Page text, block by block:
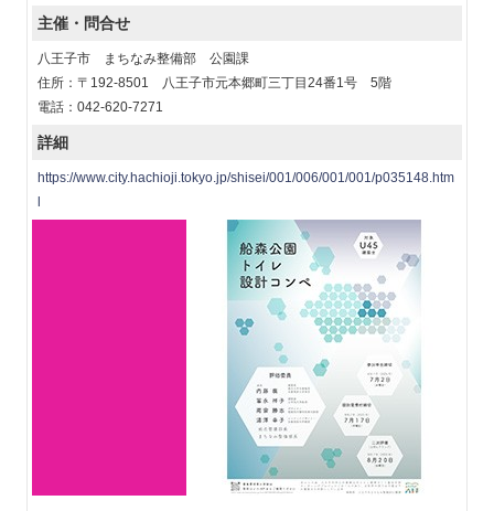
主催・問合せ
八王子市 まちなみ整備部 公園課
住所：〒192-8501 八王子市元本郷町三丁目24番1号 5階
電話：042-620-7271
詳細
https://www.city.hachioji.tokyo.jp/shisei/001/006/001/001/p035148.htm